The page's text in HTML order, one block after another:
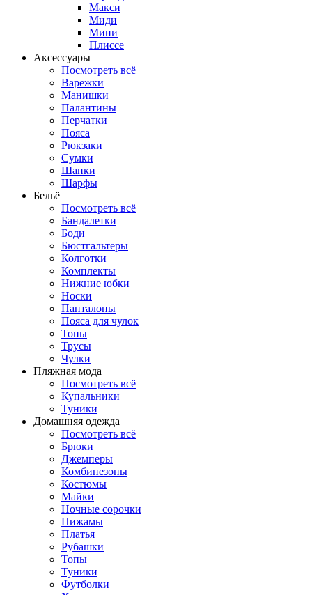
Макси
Миди
Мини
Плиссе
Аксессуары
Посмотреть всё
Варежки
Манишки
Палантины
Перчатки
Пояса
Рюкзаки
Сумки
Шапки
Шарфы
Бельё
Посмотреть всё
Бандалетки
Боди
Бюстгальтеры
Колготки
Комплекты
Нижние юбки
Носки
Панталоны
Поясa для чулок
Топы
Трусы
Чулки
Пляжная мода
Посмотреть всё
Купальники
Туники
Домашняя одежда
Посмотреть всё
Брюки
Джемперы
Комбинезоны
Костюмы
Майки
Ночные сорочки
Пижамы
Платья
Рубашки
Топы
Туники
Футболки